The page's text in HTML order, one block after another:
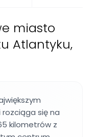
miasto
Atlantyku,
się na
kilometrów z